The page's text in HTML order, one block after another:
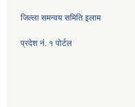
जिल्ला समन्वय समिति इलाम
प्रदेश नं. १ पोर्टल